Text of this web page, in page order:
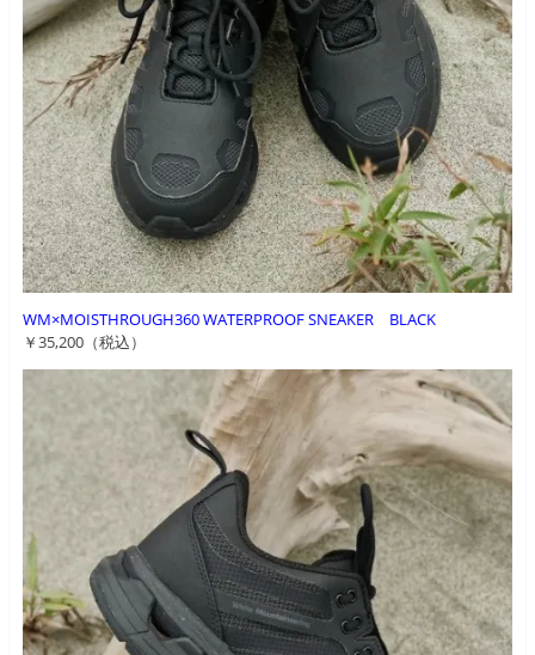
WM×MOISTHROUGH360 WATERPROOF SNEAKER BLACK
￥35,200（税込）